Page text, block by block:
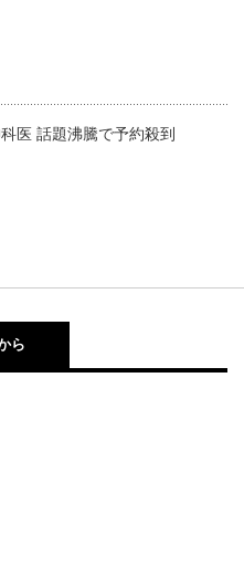
医 話題沸騰で予約殺到
ら